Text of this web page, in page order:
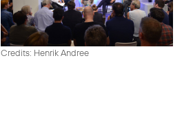
Credits: Henrik Andree